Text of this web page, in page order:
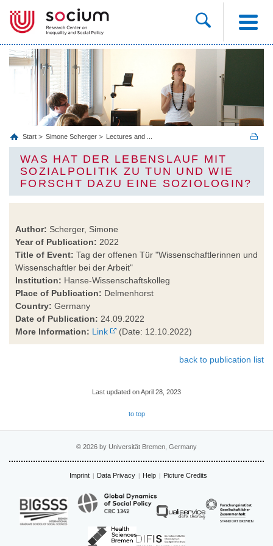
Start Simone Scherger Lectures and ...
WAS HAT DER LEBENSLAUF MIT
SOZIALPOLITIK ZU TUN UND WIE
FORSCHT DAZU EINE SOZIOLOGIN?
Author: Scherger, Simone
Year of Publication: 2022
Title of Event: Tag der offenen Tür "Wissenschaftlerinnen und
Wissenschaftler bei der Arbeit"
Institution: Hanse-Wissenschaftskolleg
Place of Publication: Delmenhorst
Country: Germany
Date of Publication: 24.09.2022
More Information: Link (Date: 12.10.2022)
back to publication list
Last updated on April 28, 2023
to top
© 2026 by Universität Bremen, Germany
Imprint Data Privacy Help Picture Credits